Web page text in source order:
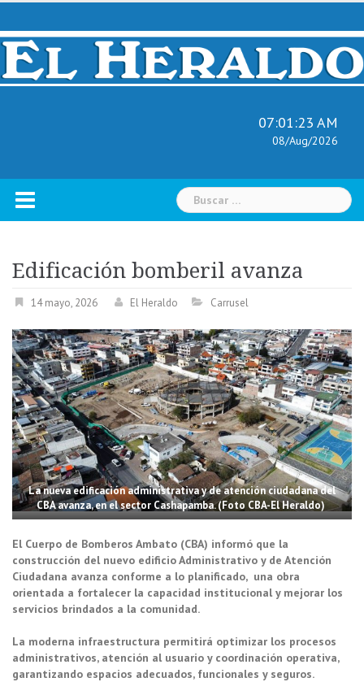
Skip
content
07:01:24 AM
08/Aug/2026
Buscar:
Edificación bomberil avanza
14 mayo, 2026 El Heraldo Carrusel
La nueva edificación administrativa y de atención ciudadana del
CBA avanza, en el sector Cashapamba. (Foto CBA-El Heraldo)
El Cuerpo de Bomberos Ambato (CBA) informó que la
construcción del nuevo edificio Administrativo y de Atención
Ciudadana avanza conforme a lo planificado, una obra
orientada a fortalecer la capacidad institucional y mejorar los
servicios brindados a la comunidad.
La moderna infraestructura permitirá optimizar los procesos
administrativos, atención al usuario y coordinación operativa,
garantizando espacios adecuados, funcionales y seguros.